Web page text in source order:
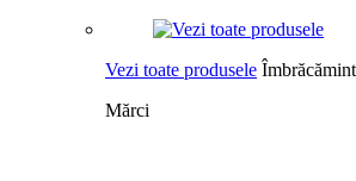
Vezi toate produsele
Mărci